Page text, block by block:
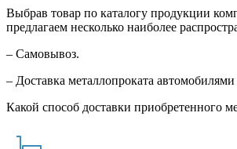
Выбрав товар по каталогу продукции
предлагаем несколько наиболее
– Самовывоз.
– Доставка металлопроката
Какой способ доставки приобретенного